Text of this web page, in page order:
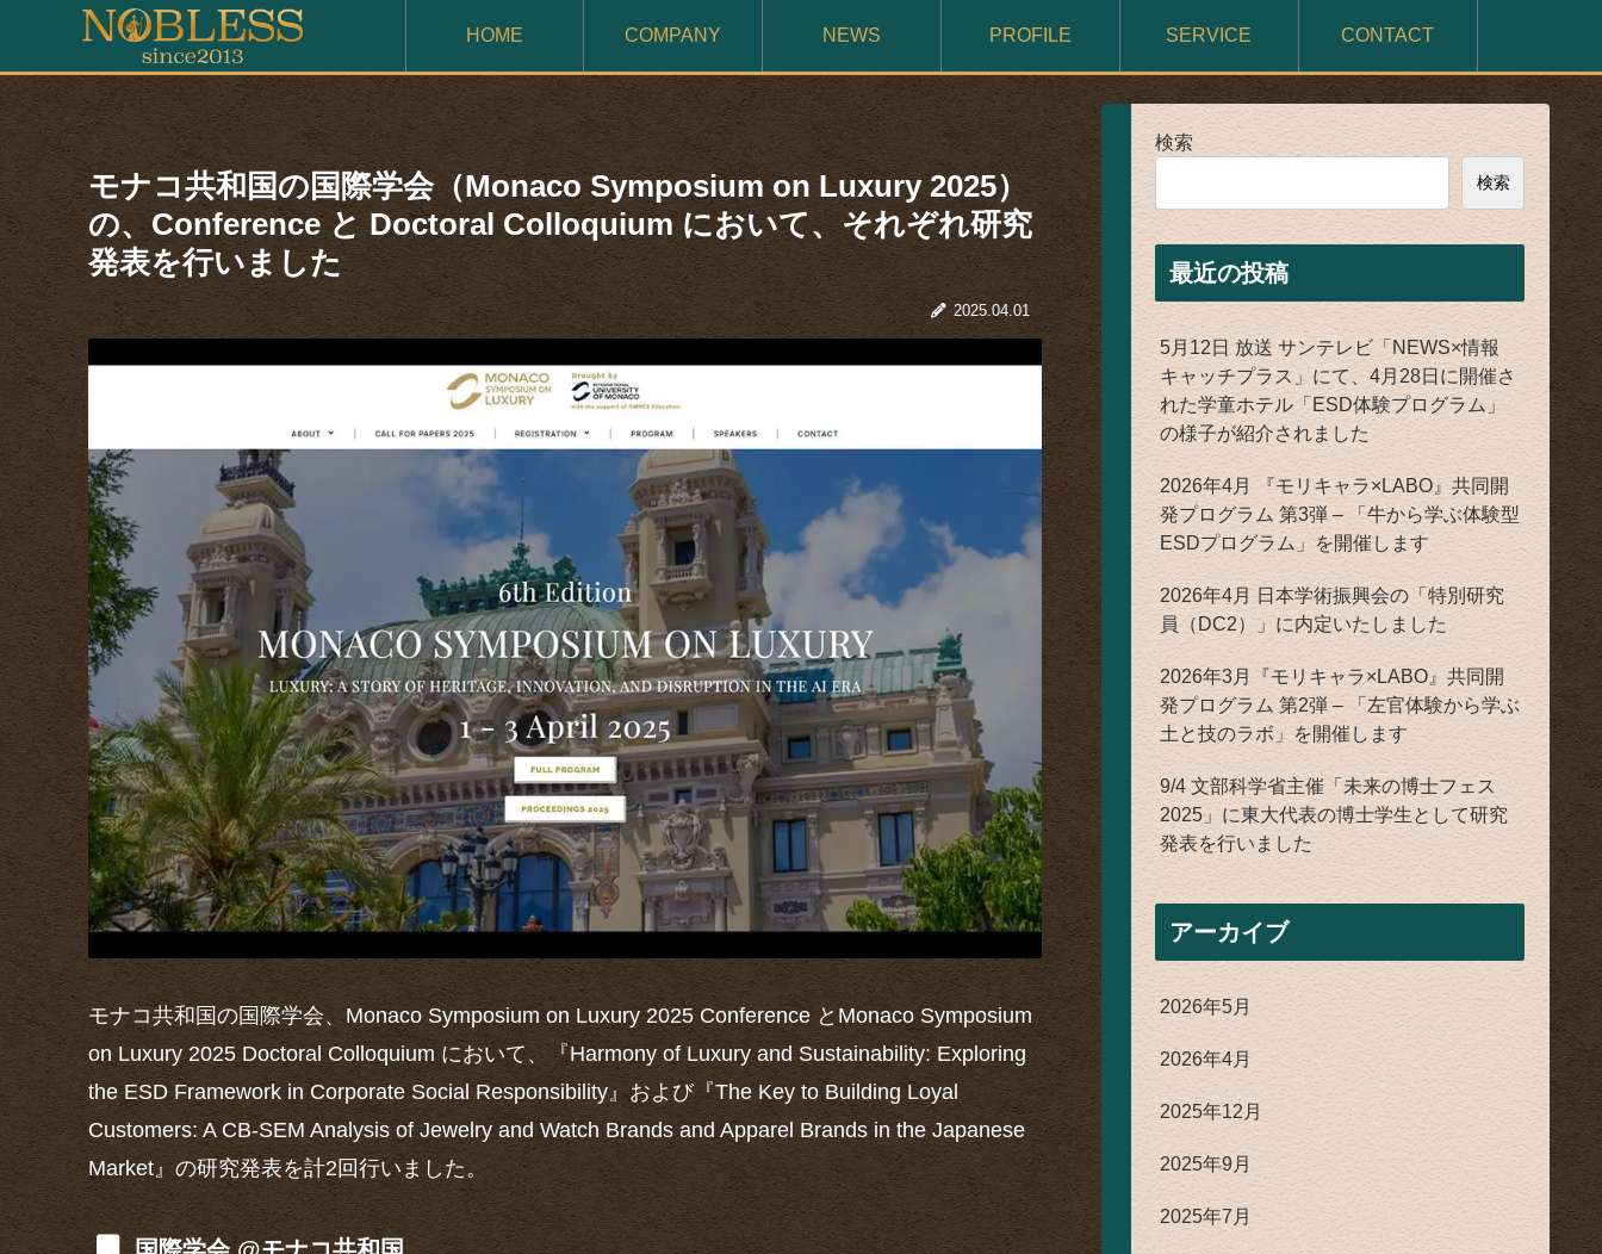
HOME COMPANY NEWS PROFILE SERVICE CONTACT
モナコ共和国の国際学会（Monaco Symposium on Luxury 2025）
の、Conference と Doctoral Colloquium において、それぞれ研究
発表を行いました
2025.04.01
モナコ共和国の国際学会、Monaco Symposium on Luxury 2025 Conference とMonaco Symposium
on Luxury 2025 Doctoral Colloquium において、『Harmony of Luxury and Sustainability: Exploring
the ESD Framework in Corporate Social Responsibility』および『The Key to Building Loyal
Customers: A CB-SEM Analysis of Jewelry and Watch Brands and Apparel Brands in the Japanese
Market』の研究発表を計2回行いました。
検索
検索
最近の投稿
5月12日 放送 サンテレビ「NEWS×情報
キャッチプラス」にて、4月28日に開催さ
れた学童ホテル「ESD体験プログラム」
の様子が紹介されました
2026年4月 『モリキャラ×LABO』共同開
発プログラム 第3弾 – 「牛から学ぶ体験型
ESDプログラム」を開催します
2026年4月 日本学術振興会の「特別研究
員（DC2）」に内定いたしました
2026年3月『モリキャラ×LABO』共同開
発プログラム 第2弾 – 「左官体験から学ぶ
土と技のラボ」を開催します
9/4 文部科学省主催「未来の博士フェス
2025」に東大代表の博士学生として研究
発表を行いました
アーカイブ
2026年5月
2026年4月
2025年12月
2025年9月
2025年7月